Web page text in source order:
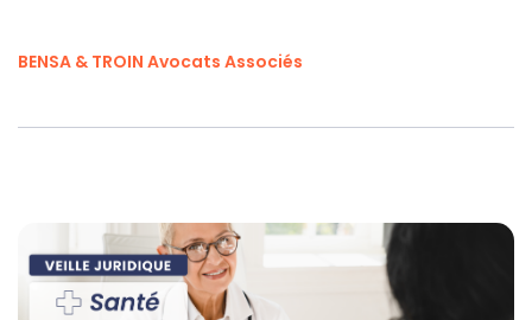
BENSA & TROIN Avocats Associés